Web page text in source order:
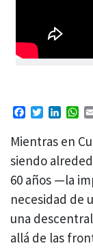
Facebook
Twitter
Mientras en
siendo
60 años —la
necesidad de
una
allá de las